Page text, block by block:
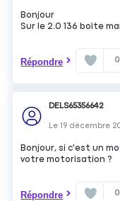
Bonjour
Sur le 2.0 136 boîte
Répondre 0
DELS65356642
Le19 décembre
Bonjour, si c'est un
votre motorisation ?
Répondre 0